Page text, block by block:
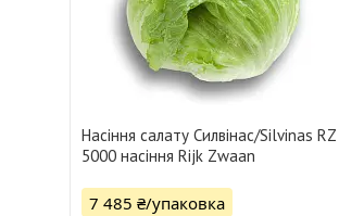
Насіння салату Силвінас/Silvinas RZ
5000 насіння Rijk Zwaan
7 485 ₴/упаковка